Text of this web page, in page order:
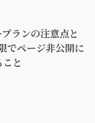
ランの注意点と
でページ非公開に
と